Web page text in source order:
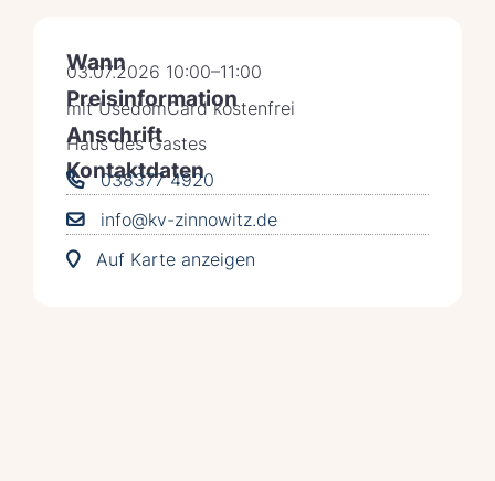
Wann
03.07.2026 10:00–11:00
Preisinformation
mit UsedomCard kostenfrei
Anschrift
Haus des Gastes
Kontaktdaten
038377 4920
info@kv-zinnowitz.de
Auf Karte anzeigen